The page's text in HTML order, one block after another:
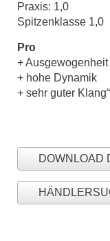
Praxis: 1,0
Spitzenklasse 1,0
Pro
+ Ausgewogenheit
+ hohe Dynamik
+ sehr guter Klang“
DOWNLOAD